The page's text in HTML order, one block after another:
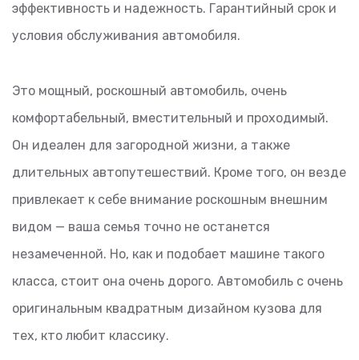
эффективность и надежность. Гарантийный срок и
условия обслуживания автомобиля.
Это мощный, роскошный автомобиль, очень
комфортабельный, вместительный и проходимый.
Он идеален для загородной жизни, а также
длительных автопутешествий. Кроме того, он везде
привлекает к себе внимание роскошным внешним
видом — ваша семья точно не останется
незамеченной. Но, как и подобает машине такого
класса, стоит она очень дорого. Автомобиль с очень
оригинальным квадратным дизайном кузова для
тех, кто любит классику.